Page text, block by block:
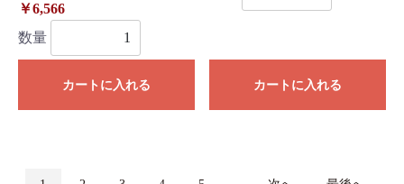
￥6,566
数量
カートに入れる カートに入れる